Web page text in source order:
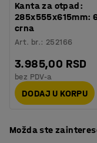
Ne zaboravite da
Kao i kante za
nekoliko boja kako
Kanta za otpad:
285x555x615mm:
crna
Art. br.: 252166
3.985,00 RSD
bez PDV-a
DODAJ U KORPU
Možda ste